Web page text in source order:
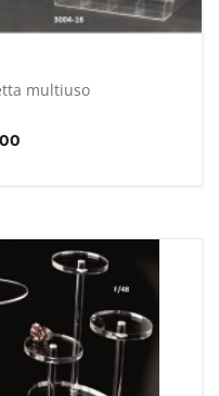
multiuso